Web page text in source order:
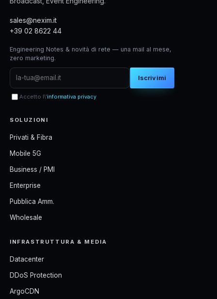
sales@nexim.it
+39 02 8622 44
Engineering Notes & novità di rete — una mail al mese,
zero marketing.
Iscrivimi
Accetto l\'informativa privacy
SOLUZIONI
Privati & Fibra
Mobile 5G
Business / PMI
Enterprise
Pubblica Amm.
Wholesale
INFRASTRUTTURA & MEDIA
Datacenter
DDoS Protection
ArgoCDN